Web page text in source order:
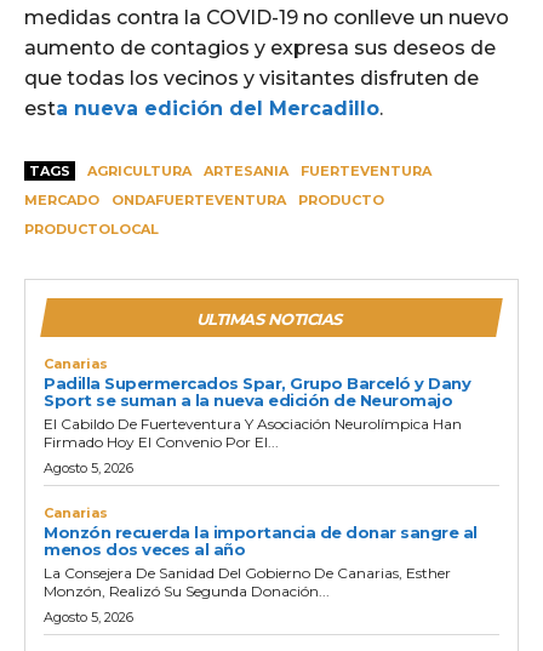
medidas contra la COVID-19 no conlleve un nuevo
aumento de contagios y expresa sus deseos de
que todas los vecinos y visitantes disfruten de
esta nueva edición del Mercadillo.
TAGS AGRICULTURA ARTESANIA
FUERTEVENTURA
MERCADO
ONDAFUERTEVENTURA
PRODUCTO
PRODUCTOLOCAL
ULTIMAS NOTICIAS
Canarias
Padilla Supermercados Spar, Grupo Barceló y Dany
Sport se suman a la nueva edición de Neuromajo
El Cabildo De Fuerteventura Y Asociación Neurolímpica Han
Firmado Hoy El Convenio Por El...
Agosto 5, 2026
Canarias
Monzón recuerda la importancia de donar sangre al
menos dos veces al año
La Consejera De Sanidad Del Gobierno De Canarias, Esther
Monzón, Realizó Su Segunda Donación...
Agosto 5, 2026